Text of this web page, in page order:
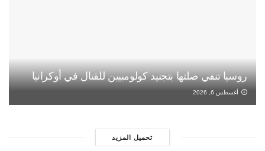
روسيا تنفي صلتها بتجنيد كولومبيين للقتال في أوكرانيا
أغسطس 6, 2026
تحميل المزيد